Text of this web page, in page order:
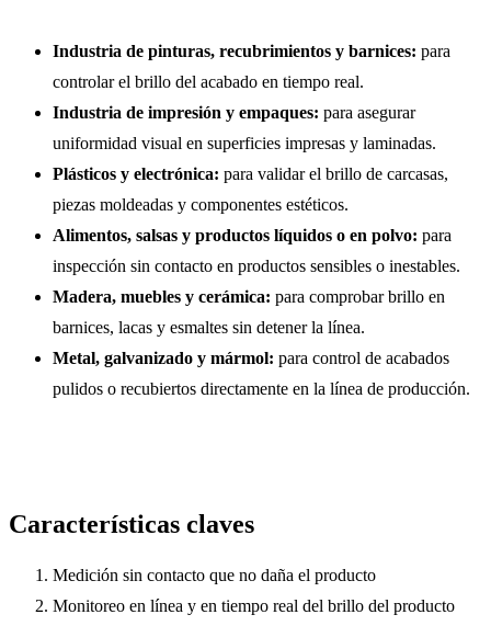
Industria de pinturas, recubrimientos y barnices: para
controlar el brillo del acabado en tiempo real.
Industria de impresión y empaques: para asegurar
uniformidad visual en superficies impresas y laminadas.
Plásticos y electrónica: para validar el brillo de carcasas,
piezas moldeadas y componentes estéticos.
Alimentos, salsas y productos líquidos o en polvo: para
inspección sin contacto en productos sensibles o inestables.
Madera, muebles y cerámica: para comprobar brillo en
barnices, lacas y esmaltes sin detener la línea.
Metal, galvanizado y mármol: para control de acabados
pulidos o recubiertos directamente en la línea de producción.
Características claves
Medición sin contacto que no daña el producto
Monitoreo en línea y en tiempo real del brillo del producto